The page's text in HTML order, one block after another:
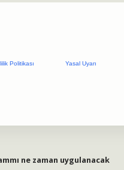
Politikası Yasal Uyarı
ne zaman uygulanacak